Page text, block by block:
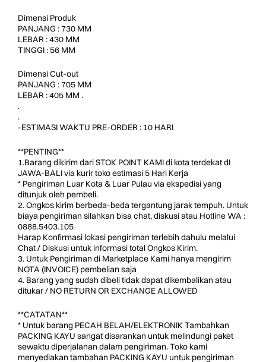
Dimensi Produk
PANJANG : 730 MM
LEBAR : 430 MM
TINGGI : 56 MM
Dimensi Cut-out
PANJANG : 705 MM
LEBAR : 405 MM .
.
.
-ESTIMASI WAKTU PRE-ORDER : 10 HARI
**PENTING**
1.Barang dikirim dari STOK POINT KAMI di kota terdekat dI
JAWA-BALI via kurir toko estimasi 5 Hari Kerja
* Pengiriman Luar Kota & Luar Pulau via ekspedisi yang
ditunjuk oleh pembeli.
2. Ongkos kirim berbeda-beda tergantung jarak tempuh. Untuk
biaya pengiriman silahkan bisa chat, diskusi atau Hotline WA :
0888.5403.105
Harap Konfirmasi lokasi pengiriman terlebih dahulu melalui
Chat / Diskusi untuk informasi total Ongkos Kirim.
3. Untuk Pengiriman di Marketplace Kami hanya mengirim
NOTA (INVOICE) pembelian saja
4. Barang yang sudah dibeli tidak dapat dikembalikan atau
ditukar / NO RETURN OR EXCHANGE ALLOWED
**CATATAN**
* Untuk barang PECAH BELAH/ELEKTRONIK Tambahkan
PACKING KAYU sangat disarankan untuk melindungi paket
sewaktu diperjalanan dalam pengiriman. Toko kami
menyediakan tambahan PACKING KAYU untuk pengiriman